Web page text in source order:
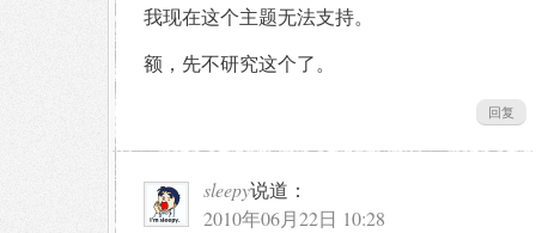
我现在这个主题无法支持。
额，先不研究这个了。
回复
sleepy说道：
2010年06月22日 10:28